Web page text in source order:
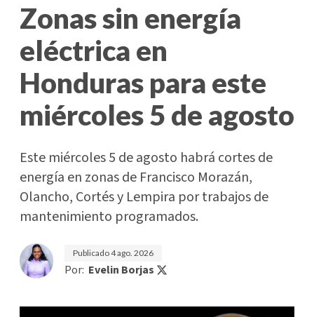
Zonas sin energía
eléctrica en
Honduras para este
miércoles 5 de agosto
Este miércoles 5 de agosto habrá cortes de
energía en zonas de Francisco Morazán,
Olancho, Cortés y Lempira por trabajos de
mantenimiento programados.
Publicado4 ago. 2026
Por: Evelin Borjas